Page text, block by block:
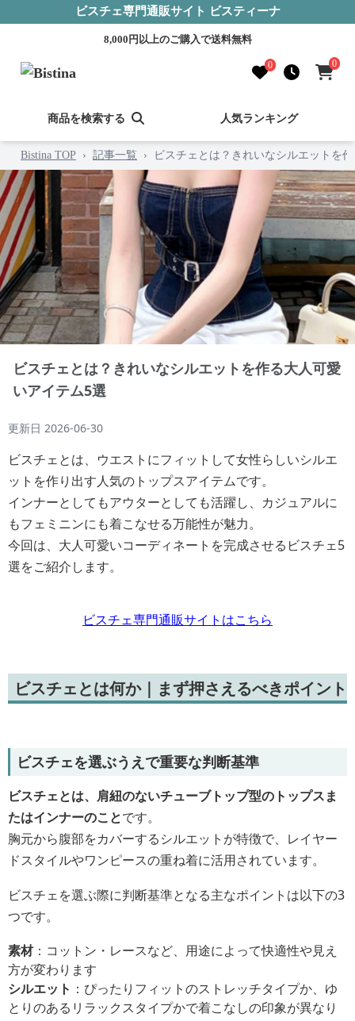
ビスチェ専門通販サイト ビスティーナ
8,000円以上のご購入で送料無料
0 0
商品を検索する 人気ランキング
Bistina TOP › 記事一覧 › ビスチェとは？きれいなシルエットを
ビスチェとは？きれいなシルエットを作る大人可愛
いアイテム5選
更新日 2026-06-30
ビスチェとは、ウエストにフィットして女性らしいシルエ
ットを作り出す人気のトップスアイテムです。
インナーとしてもアウターとしても活躍し、カジュアルに
もフェミニンにも着こなせる万能性が魅力。
今回は、大人可愛いコーディネートを完成させるビスチェ5
選をご紹介します。
ビスチェ専門通販サイトはこちら
ビスチェとは何か｜まず押さえるべきポイント
ビスチェを選ぶうえで重要な判断基準
ビスチェとは、肩紐のないチューブトップ型のトップスま
たはインナーのことです。
胸元から腹部をカバーするシルエットが特徴で、レイヤー
ドスタイルやワンピースの重ね着に活用されています。
ビスチェを選ぶ際に判断基準となる主なポイントは以下の3
つです。
素材：コットン・レースなど、用途によって快適性や見え
方が変わります
シルエット ：ぴったりフィットのストレッチタイプか、ゆ
とりのあるリラックスタイプかで着こなしの印象が異なり